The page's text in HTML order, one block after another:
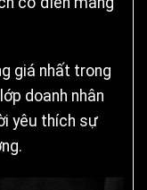
giá nhất trong
doanh nhân
yêu thích sự